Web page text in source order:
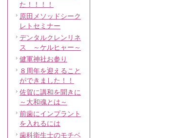
た！！！！
原田メソッドシーク
レトセミナー
デンタルクレンリネ
ス ～ケルヒャー～
健軍神社お参り
８周年を迎えること
ができました！！
佐賀に講和を聞きに
～大和魂とは～
前歯にインプラント
を入れるには
歯科衛生士のモチベ